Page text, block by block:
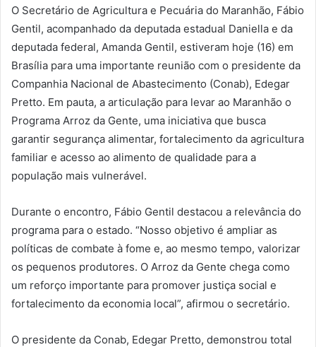
O Secretário de Agricultura e Pecuária do Maranhão, Fábio
Gentil, acompanhado da deputada estadual Daniella e da
deputada federal, Amanda Gentil, estiveram hoje (16) em
Brasília para uma importante reunião com o presidente da
Companhia Nacional de Abastecimento (Conab), Edegar
Pretto. Em pauta, a articulação para levar ao Maranhão o
Programa Arroz da Gente, uma iniciativa que busca
garantir segurança alimentar, fortalecimento da agricultura
familiar e acesso ao alimento de qualidade para a
população mais vulnerável.
Durante o encontro, Fábio Gentil destacou a relevância do
programa para o estado. “Nosso objetivo é ampliar as
políticas de combate à fome e, ao mesmo tempo, valorizar
os pequenos produtores. O Arroz da Gente chega como
um reforço importante para promover justiça social e
fortalecimento da economia local”, afirmou o secretário.
O presidente da Conab, Edegar Pretto, demonstrou total